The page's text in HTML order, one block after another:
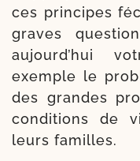
ces prin­cipes
graves
aujourd’hui
exemple le
des grandes
condi­tions de
leurs familles.